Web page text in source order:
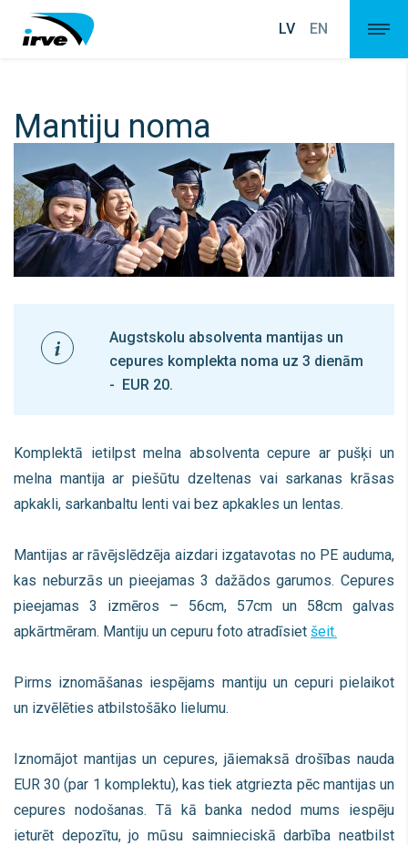
LV EN
Mantiju noma
Augstskolu absolventa mantijas un
cepures komplekta noma uz 3 dienām
- EUR 20.
Komplektā ietilpst melna absolventa cepure ar pušķi un
melna mantija ar piešūtu dzeltenas vai sarkanas krāsas
apkakli, sarkanbaltu lenti vai bez apkakles un lentas.
Mantijas ar rāvējslēdzēja aizdari izgatavotas no PE auduma,
kas neburzās un pieejamas 3 dažādos garumos. Cepures
pieejamas 3 izmēros – 56cm, 57cm un 58cm galvas
apkārtmēram. Mantiju un cepuru foto atradīsiet šeit.
Pirms iznomāšanas iespējams mantiju un cepuri pielaikot
un izvēlēties atbilstošāko lielumu.
Iznomājot mantijas un cepures, jāiemaksā drošības nauda
EUR 30 (par 1 komplektu), kas tiek atgriezta pēc mantijas un
cepures nodošanas. Tā kā banka nedod mums iespēju
ieturēt depozītu, jo mūsu saimnieciskā darbība neatbilst